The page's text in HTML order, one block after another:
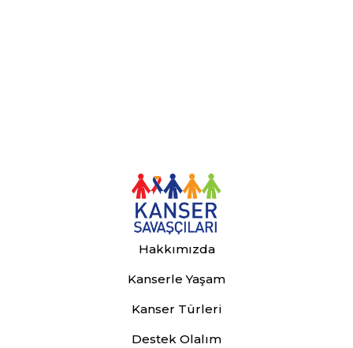
Hakkımızda
Kanserle Yaşam
Kanser Türleri
Destek Olalım